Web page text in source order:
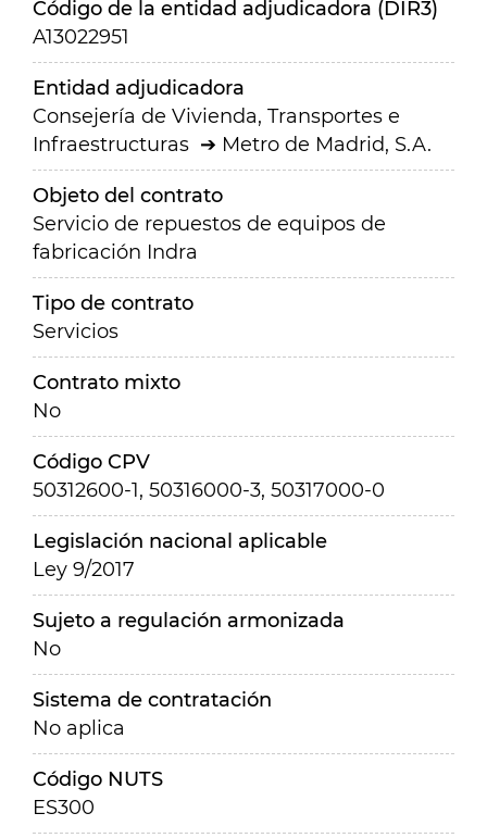
Código de la entidad adjudicadora (DIR3)
A13022951
Entidad adjudicadora
Consejería de Vivienda, Transportes e
Infraestructuras
Metro de Madrid, S.A.
Objeto del contrato
Servicio de repuestos de equipos de
fabricación Indra
Tipo de contrato
Servicios
Contrato mixto
No
Código CPV
50312600-1, 50316000-3, 50317000-0
Legislación nacional aplicable
Ley 9/2017
Sujeto a regulación armonizada
No
Sistema de contratación
No aplica
Código NUTS
ES300